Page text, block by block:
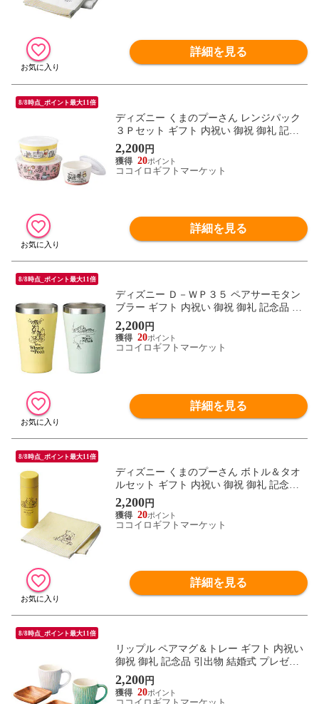
詳細を見る
8/8時点_ポイント最大11倍
ディズニー くまのプーさん レンジパック
３Ｐセット ギフト 内祝い 御祝 御礼 記念
品 引出物 結婚式 プレゼント 出産内祝い
結婚お祝い
2,200円
20
ココイロギフトマーケット
詳細を見る
8/8時点_ポイント最大11倍
ディズニー Ｄ－ＷＰ３５ ペアサーモタン
ブラー ギフト 内祝い 御祝 御礼 記念品 引
出物 結婚式 プレゼント 出産内祝い 結婚お
祝い
2,200円
20
ココイロギフトマーケット
詳細を見る
8/8時点_ポイント最大11倍
ディズニー くまのプーさん ボトル＆タオ
ルセット ギフト 内祝い 御祝 御礼 記念品
引出物 結婚式 プレゼント 出産内祝い 結婚
お祝い
2,200円
20
ココイロギフトマーケット
詳細を見る
8/8時点_ポイント最大11倍
リップル ペアマグ＆トレー ギフト 内祝い
御祝 御礼 記念品 引出物 結婚式 プレゼン
ト 出産内祝い 結婚お祝い
2,200円
20